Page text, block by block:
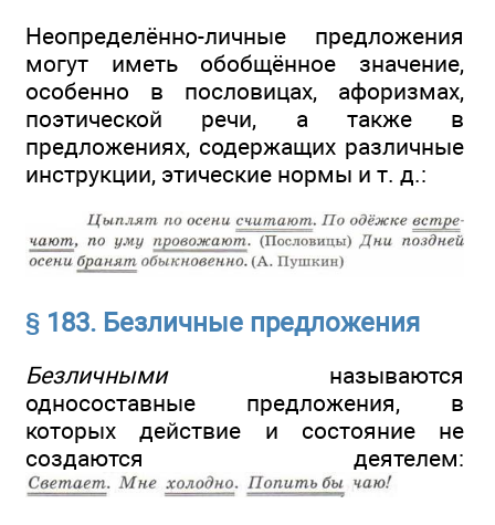
Неопределённо-личные предложения
могут иметь обобщённое значение,
особенно в пословицах, афоризмах,
поэтической речи, а также в
предложениях, содержащих различные
инструкции, этические нормы и т. д.:
§ 183. Безличные предложения
Безличныминазываются
односоставные предложения, в
которых действие и состояние не
создаются деятелем: